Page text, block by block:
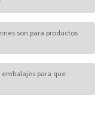
son para productos
para que